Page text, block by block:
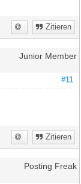
Zitieren
Junior Member
#11
Zitieren
Posting Freak